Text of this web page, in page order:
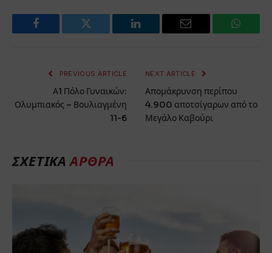
Facebook Twitter LinkedIn Email
PREVIOUS ARTICLE
Α1 Πόλο Γυναικών:
Ολυμπιακός – Βουλιαγμένη
11-6
NEXT ARTICLE
Απομάκρυνση περίπου
4.900 αποτσίγαρων από το
Μεγάλο Καβούρι
ΣΧΕΤΙΚΆΆΡΘΡΑ